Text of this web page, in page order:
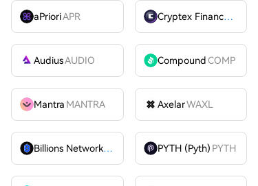
aPrioriAPR Cryptex FinanceCTX
AudiusAUDIO CompoundCOMP
Mantra MANTRA AxelarWAXL
Billions Network
BILL PYTH (Pyth) PYTH